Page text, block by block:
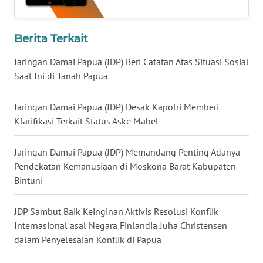
Berita Terkait
Jaringan Damai Papua (JDP) Beri Catatan Atas Situasi Sosial
Saat Ini di Tanah Papua
Jaringan Damai Papua (JDP) Desak Kapolri Memberi
Klarifikasi Terkait Status Aske Mabel
Jaringan Damai Papua (JDP) Memandang Penting Adanya
Pendekatan Kemanusiaan di Moskona Barat Kabupaten
Bintuni
JDP Sambut Baik Keinginan Aktivis Resolusi Konflik
Internasional asal Negara Finlandia Juha Christensen
dalam Penyelesaian Konflik di Papua
WN
LAMPUNG
JATENG
WN
NUSANTARA
WN
JOGJA
WN
JATIM
WN
BALI